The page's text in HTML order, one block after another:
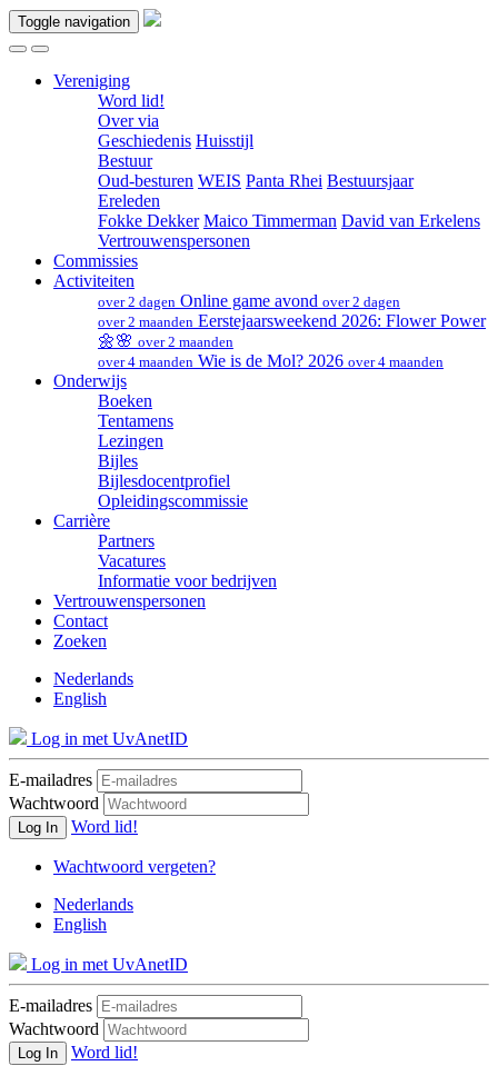
Toggle navigation
Vereniging
Word lid!
Over via
Geschiedenis Huisstijl
Bestuur
Oud-besturen WEIS Panta Rhei Bestuursjaar
Ereleden
Fokke Dekker Maico Timmerman David van Erkelens
Vertrouwenspersonen
Commissies
Activiteiten
over 2 dagen Online game avond over 2 dagen
over 2 maanden Eerstejaarsweekend 2026: Flower Power
🌼🌸 over 2 maanden
over 4 maanden Wie is de Mol? 2026 over 4 maanden
Onderwijs
Boeken
Tentamens
Lezingen
Bijles
Bijlesdocentprofiel
Opleidingscommissie
Carrière
Partners
Vacatures
Informatie voor bedrijven
Vertrouwenspersonen
Contact
Zoeken
Nederlands
English
Log in met UvAnetID
E-mailadres
Wachtwoord
Log In Word lid!
Wachtwoord vergeten?
Nederlands
English
Log in met UvAnetID
E-mailadres
Wachtwoord
Log In Word lid!